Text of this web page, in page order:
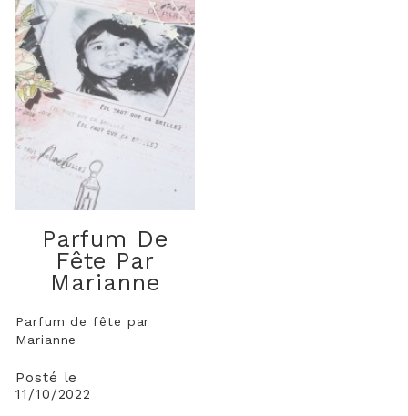
Parfum De
Fête Par
Marianne
Parfum de fête par
Marianne
Posté le
11/10/2022